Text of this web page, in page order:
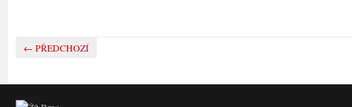
← PŘEDCHOZÍ